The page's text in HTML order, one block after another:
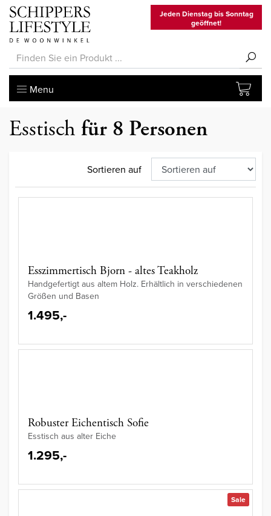
Jeden Dienstag bis Sonntag
geöffnet!
Menu
Esstisch für 8 Personen
Sortieren auf
Esszimmertisch Bjorn - altes Teakholz
Handgefertigt aus altem Holz. Erhältlich in verschiedenen
Größen und Basen
1.495,-
Robuster Eichentisch Sofie
Esstisch aus alter Eiche
1.295,-
Sale